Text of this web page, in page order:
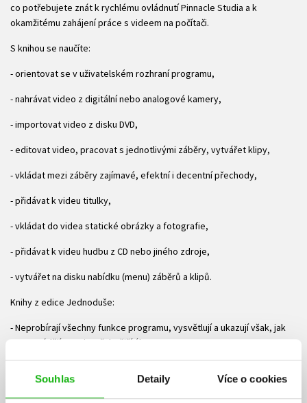
Souhlas Detaily Více o cookies
co potřebujete znát k rychlému ovládnutí Pinnacle Studia a k
okamžitému zahájení práce s videem na počítači.
S knihou se naučíte:
- orientovat se v uživatelském rozhraní programu,
- nahrávat video z digitální nebo analogové kamery,
- importovat video z disku DVD,
- editovat video, pracovat s jednotlivými záběry, vytvářet klipy,
- vkládat mezi záběry zajímavé, efektní i decentní přechody,
- přidávat k videu titulky,
- vkládat do videa statické obrázky a fotografie,
- přidávat k videu hudbu z CD nebo jiného zdroje,
- vytvářet na disku nabídku (menu) záběrů a klipů.
Knihy z edice Jednoduše:
- Neprobírají všechny funkce programu, vysvětlují a ukazují však, jak
se provádějí ty nejpotřebnější úkony.
rychlou orientaci na stránce a pohodlné nalezení klíčového postupu.